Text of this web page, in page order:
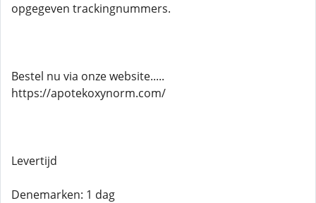
opgegeven trackingnummers.
Bestel nu via onze website.....
https://apotekoxynorm.com/
Levertijd
Denemarken: 1 dag